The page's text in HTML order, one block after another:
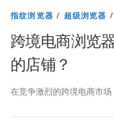
指纹浏览器 / 超级浏览器
跨境电商浏览
的店铺？
在竞争激烈的跨境电商市